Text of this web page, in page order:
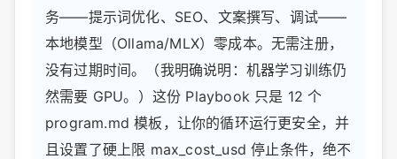
务——提示词优化、SEO、文案撰写、调试——
本地模型（Ollama/MLX）零成本。无需注册，
没有过期时间。（我明确说明：机器学习训练仍
然需要 GPU。）这份 Playbook 只是 12 个
program.md 模板，让你的循环运行更安全，并
且设置了硬上限 max_cost_usd 停止条件，绝不